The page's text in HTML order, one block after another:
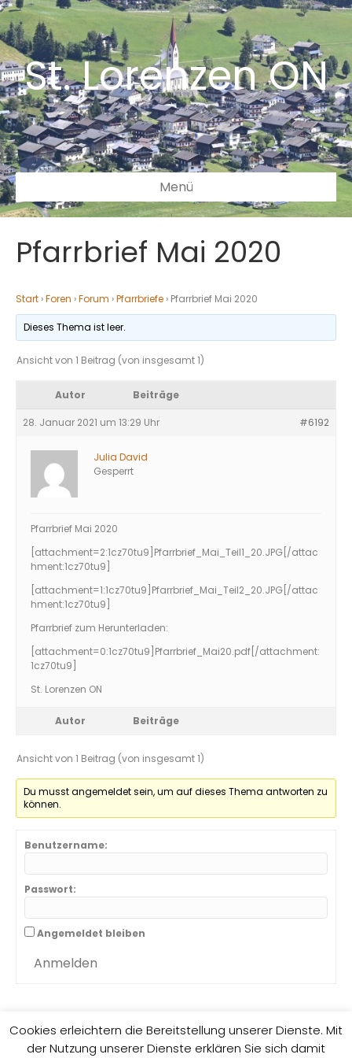
St. Lorenzen ON
Menü
Pfarrbrief Mai 2020
Start ›Foren ›Forum ›Pfarrbriefe › Pfarrbrief Mai 2020
Dieses Thema ist leer.
Ansicht von 1 Beitrag (von insgesamt 1)
Autor Beiträge
28. Januar 2021 um 13:29 Uhr #6192
Julia David
Gesperrt
Pfarrbrief Mai 2020
[attachment=2:1cz70tu9] Pfarrbrief_Mai_Teil1_20.JPG [/attac
hment:1cz70tu9]
[attachment=1:1cz70tu9] Pfarrbrief_Mai_Teil2_20.JPG [/attac
hment:1cz70tu9]
Pfarrbrief zum Herunterladen:
[attachment=0:1cz70tu9] Pfarrbrief_Mai20.pdf [/attachment:
1cz70tu9]
St. Lorenzen ON
Autor Beiträge
Ansicht von 1 Beitrag (von insgesamt 1)
Du musst angemeldet sein, um auf dieses Thema antworten zu
können.
Benutzername:
Passwort:
Angemeldet bleiben
Anmelden
Impressum Datenschutzrichtlinie
Cookies erleichtern die Bereitstellung unserer Dienste. Mit
der Nutzung unserer Dienste erklären Sie sich damit